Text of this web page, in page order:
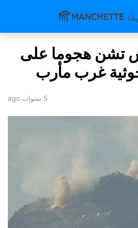
تشن هجوما على
غرب مأرب
5 سنوات ago